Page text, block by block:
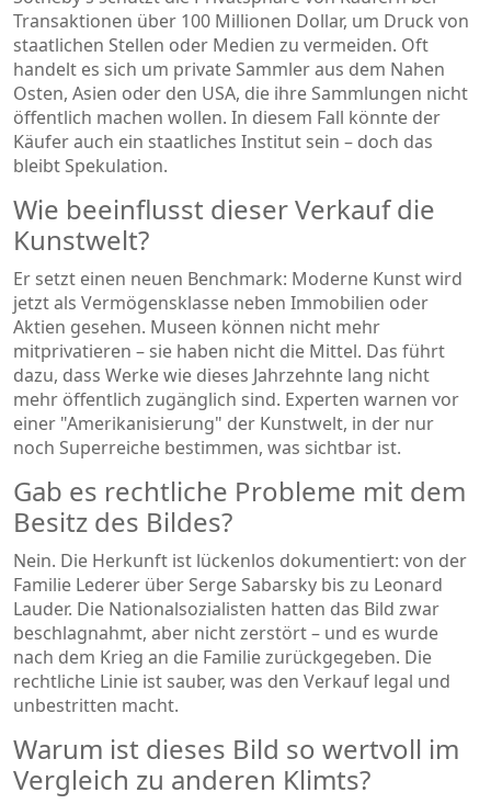
Transaktionen über 100 Millionen Dollar, um Druck von
staatlichen Stellen oder Medien zu vermeiden. Oft
handelt es sich um private Sammler aus dem Nahen
Osten, Asien oder den USA, die ihre Sammlungen nicht
öffentlich machen wollen. In diesem Fall könnte der
Käufer auch ein staatliches Institut sein – doch das
bleibt Spekulation.
Wie beeinflusst dieser Verkauf die
Kunstwelt?
Er setzt einen neuen Benchmark: Moderne Kunst wird
jetzt als Vermögensklasse neben Immobilien oder
Aktien gesehen. Museen können nicht mehr
mitprivatieren – sie haben nicht die Mittel. Das führt
dazu, dass Werke wie dieses Jahrzehnte lang nicht
mehr öffentlich zugänglich sind. Experten warnen vor
einer "Amerikanisierung" der Kunstwelt, in der nur
noch Superreiche bestimmen, was sichtbar ist.
Gab es rechtliche Probleme mit dem
Besitz des Bildes?
Nein. Die Herkunft ist lückenlos dokumentiert: von der
Familie Lederer über Serge Sabarsky bis zu Leonard
Lauder. Die Nationalsozialisten hatten das Bild zwar
beschlagnahmt, aber nicht zerstört – und es wurde
nach dem Krieg an die Familie zurückgegeben. Die
rechtliche Linie ist sauber, was den Verkauf legal und
unbestritten macht.
Warum ist dieses Bild so wertvoll im
Vergleich zu anderen Klimts?